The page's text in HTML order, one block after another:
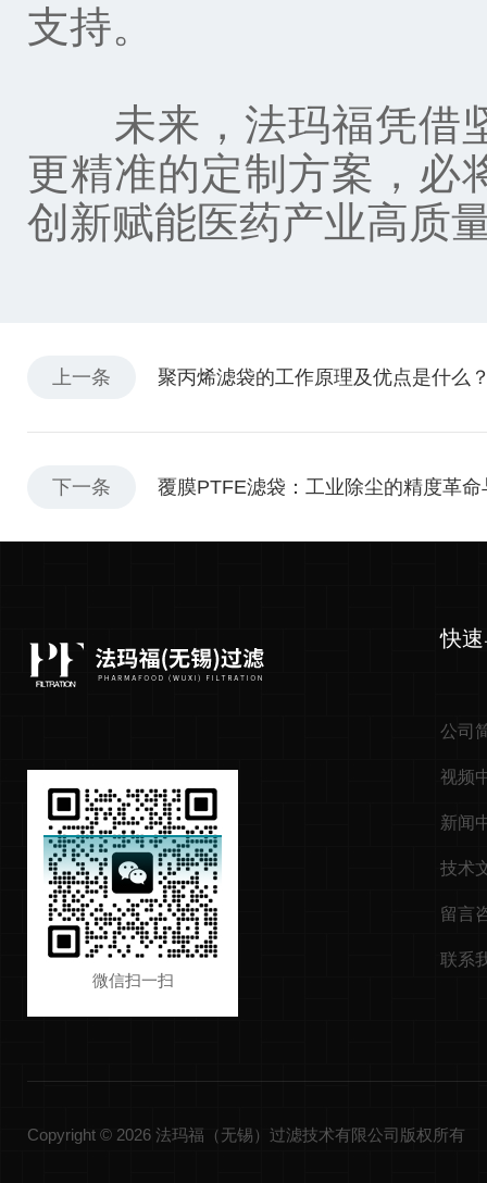
支持。
未来，法玛福凭借坚
更精准的定制方案，必
创新赋能医药产业高质
上一条 聚丙烯滤袋的工作原理及优点是什么
下一条 覆膜PTFE滤袋：工业除尘的精度革
微信扫一扫
快
公司
视频
新闻
技术
留言
联系
Copyright © 2026 法玛福（无锡）过滤技术有限公司版权所有